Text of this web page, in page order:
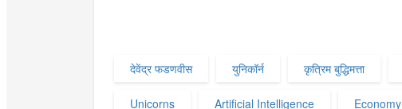
देवेंद्र फडणवीस युनिकॉर्न कृत्रिम बुद्धिमत्ता
Unicorns Artificial Intelligence Economy